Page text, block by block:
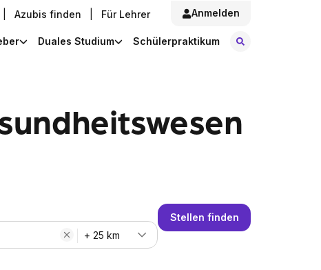
Azubis finden Für Lehrer Anmelden
Duales Studium Schülerpraktikum
+ 25 km
Stellen finden